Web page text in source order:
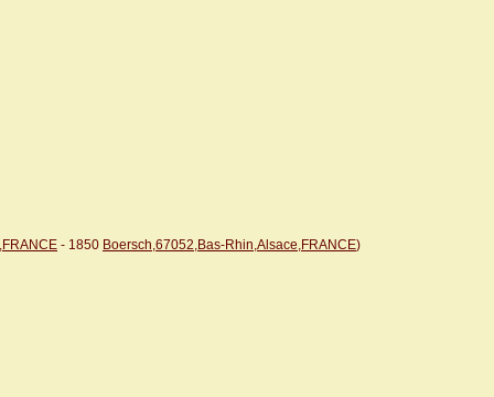
- 1850 Boersch,67052,Bas-Rhin,Alsace,FRANCE)